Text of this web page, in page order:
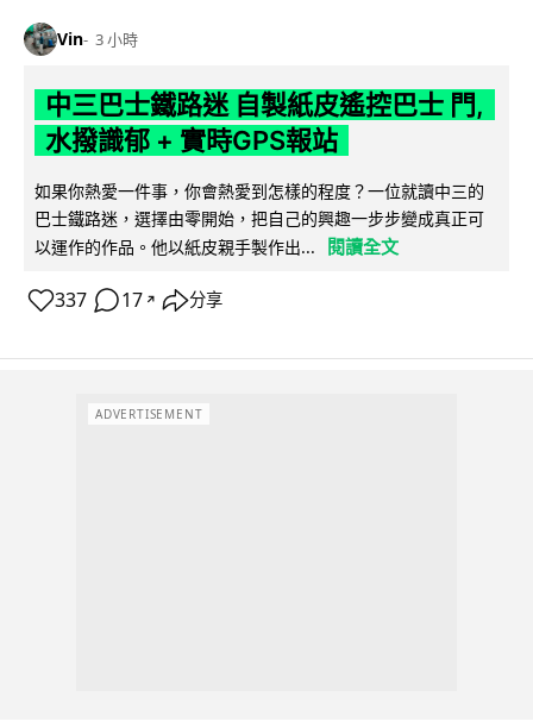
Vin 3 小時
中三巴士鐵路迷 自製紙皮遙控巴士 門,
水撥識郁 + 實時GPS報站
如果你熱愛一件事，你會熱愛到怎樣的程度？一位就讀中三的
巴士鐵路迷，選擇由零開始，把自己的興趣一步步變成真正可
以運作的作品。他以紙皮親手製作出...
閱讀全文
337 17 ↗ 分享
ADVERTISEMENT